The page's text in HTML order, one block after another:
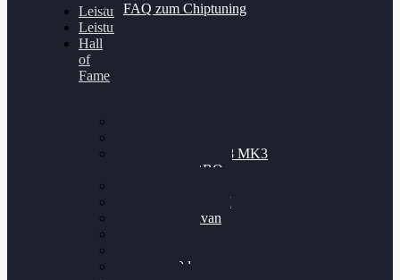
FAQ zum Chiptuning
Leistungsmessung
Leistungsprüfstand
Hall
of
Fame
Nissan GT-R35 3.8 MK3
V6 TWINTURBO
VW Passat 2.0TDI
VW T6 Multivan
BMW 120d